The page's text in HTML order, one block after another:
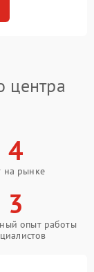
центра
4
на рынке
3
опыт работы